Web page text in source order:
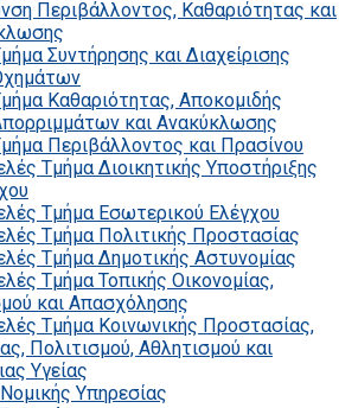
Περιβάλλοντος, Καθαριότητας και
Συντήρησης και Διαχείρισης
Καθαριότητας, Αποκομιδής
και Ανακύκλωσης
Περιβάλλοντος και Πρασίνου
Τμήμα Διοικητικής Υποστήριξης
Τμήμα Εσωτερικού Ελέγχου
Τμήμα Πολιτικής Προστασίας
Τμήμα Δημοτικής Αστυνομίας
Τμήμα Τοπικής Οικονομίας,
και Απασχόλησης
Τμήμα Κοινωνικής Προστασίας,
Πολιτισμού, Αθλητισμού και
Υγείας
Υπηρεσίας